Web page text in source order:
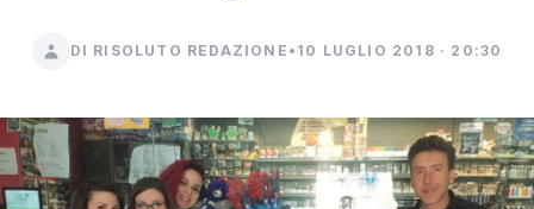
DI RISOLUTO REDAZIONE • 10 LUGLIO 2018 · 20:30